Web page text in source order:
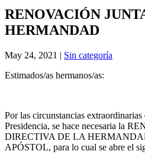
RENOVACIÓN
HERMANDAD
May 24, 2021 | Sin categoría
Estimados/as hermanos/as:
Por las circunstancias
Presidencia, se hace necesaria la
DIRECTIVA DE LA
APÓSTOL, para lo cual se abre el